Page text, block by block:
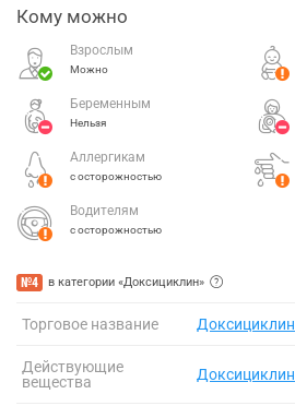
Кому можно
Взрослым
Можно
Беременным
Нельзя
Аллергикам
с осторожностью
Водителям
с осторожностью
№4 в категории «Доксициклин»
Торговое название Доксициклин
Действующие
вещества
Доксициклин